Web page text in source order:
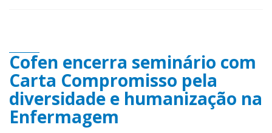
Cofen encerra seminário com
Carta Compromisso pela
diversidade e humanização na
Enfermagem